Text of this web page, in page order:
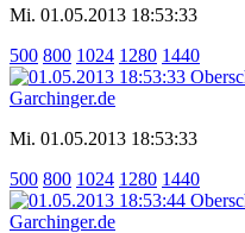
Mi. 01.05.2013 18:53:33
500 800 1024 1280 1440
Mi. 01.05.2013 18:53:33
500 800 1024 1280 1440